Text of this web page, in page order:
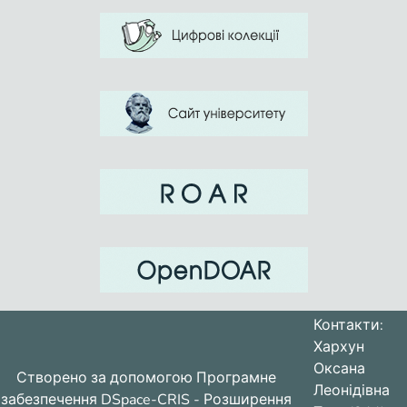
подбирать необходимый фактический
материал, располагать его в
последовательности, правильно
использовать средства связи,
грамматико-стилистические единицы
коммуникативно целесообразно
интонацией,
определять ошибки и недочеты в
устной и письменной речи, устранять
их,
Створено за допомогою Програмне
забезпечення DSpace-CRIS - Розширення
Контакти:
Хархун
Оксана
Леонідівна